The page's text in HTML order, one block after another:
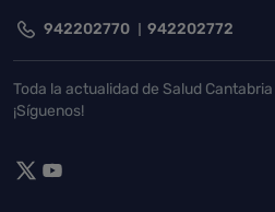
942202770 942202772
Toda la actualidad de Salud
¡Síguenos!